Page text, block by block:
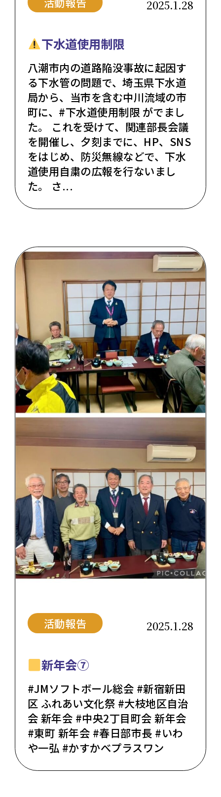
2025.1.28
下水道使用制限
八潮市内の道路陥没事故に起因す
る下水管の問題で、埼玉県下水道
局から、当市を含む中川流域の市
町に、#下水道使用制限 がでまし
た。 これを受けて、関連部長会議
を開催し、夕刻までに、HP、SNS
をはじめ、防災無線などで、下水
道使用自粛の広報を行ないまし
た。 さ...
活動報告 2025.1.28
新年会⑦
#JMソフトボール総会 #新宿新田
区 ふれあい文化祭 #大枝地区自治
会 新年会 #中央2丁目町会 新年会
#東町 新年会 #春日部市長 #いわ
や一弘 #かすかべプラスワン